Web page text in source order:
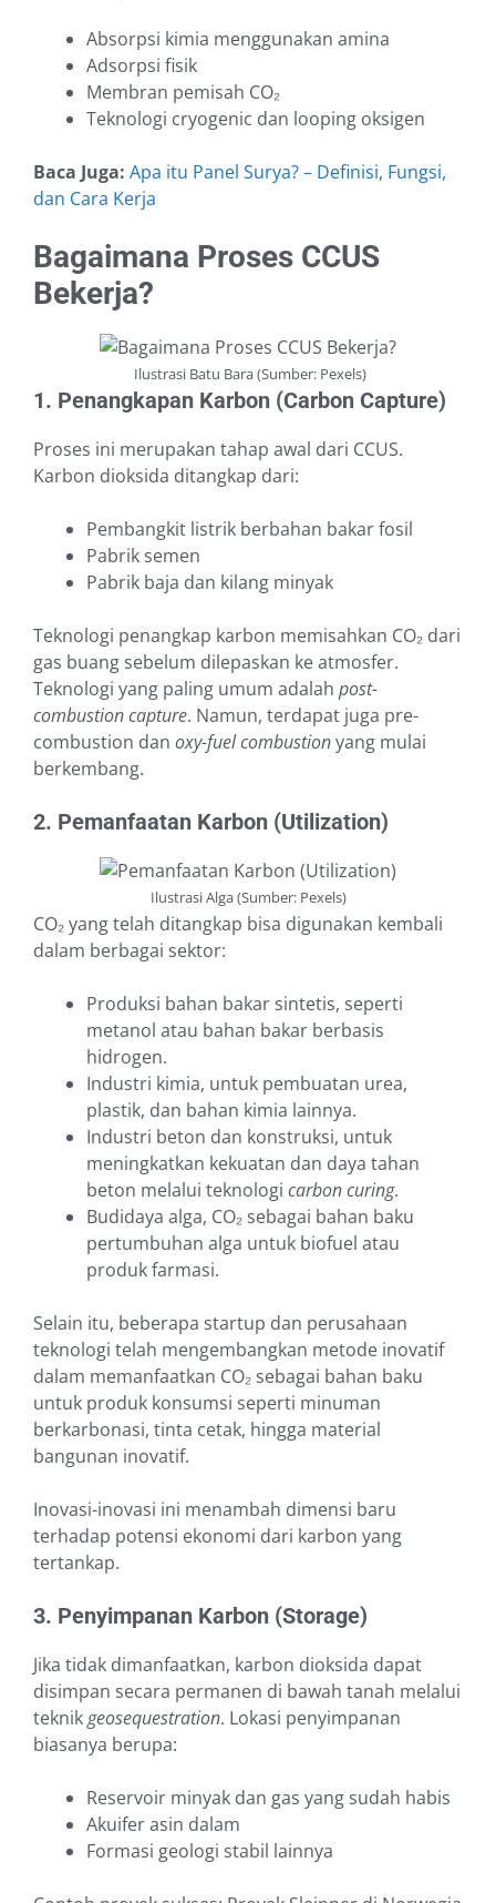
Absorpsi kimia menggunakan amina
Adsorpsi fisik
Membran pemisah CO₂
Teknologi cryogenic dan looping oksigen
Baca Juga: Apa itu Panel Surya? – Definisi, Fungsi,
dan Cara Kerja
Bagaimana Proses CCUS
Bekerja?
Ilustrasi Batu Bara (Sumber: Pexels)
1. Penangkapan Karbon (Carbon Capture)
Proses ini merupakan tahap awal dari CCUS.
Karbon dioksida ditangkap dari:
Pembangkit listrik berbahan bakar fosil
Pabrik semen
Pabrik baja dan kilang minyak
Teknologi penangkap karbon memisahkan CO₂ dari
gas buang sebelum dilepaskan ke atmosfer.
Teknologi yang paling umum adalah post-
combustioncapture. Namun, terdapat juga pre-
combustion dan oxy-fuel combustionyang mulai
berkembang.
2. Pemanfaatan Karbon (Utilization)
Ilustrasi Alga (Sumber: Pexels)
CO₂ yang telah ditangkap bisa digunakan kembali
dalam berbagai sektor:
Produksi bahan bakar sintetis, seperti
metanol atau bahan bakar berbasis
hidrogen.
Industri kimia, untuk pembuatan urea,
plastik, dan bahan kimia lainnya.
Industri beton dan konstruksi, untuk
meningkatkan kekuatan dan daya tahan
beton melalui teknologi carbon curing.
Budidaya alga, CO₂ sebagai bahan baku
pertumbuhan alga untuk biofuel atau
produk farmasi.
Selain itu, beberapa startup dan perusahaan
teknologi telah mengembangkan metode inovatif
dalam memanfaatkan CO₂ sebagai bahan baku
untuk produk konsumsi seperti minuman
berkarbonasi, tinta cetak, hingga material
bangunan inovatif.
Inovasi-inovasi ini menambah dimensi baru
terhadap potensi ekonomi dari karbon yang
tertankap.
3. Penyimpanan Karbon (Storage)
Jika tidak dimanfaatkan, karbon dioksida dapat
disimpan secara permanen di bawah tanah melalui
teknikgeosequestration. Lokasi penyimpanan
biasanya berupa:
Reservoir minyak dan gas yang sudah habis
Akuifer asin dalam
Formasi geologi stabil lainnya